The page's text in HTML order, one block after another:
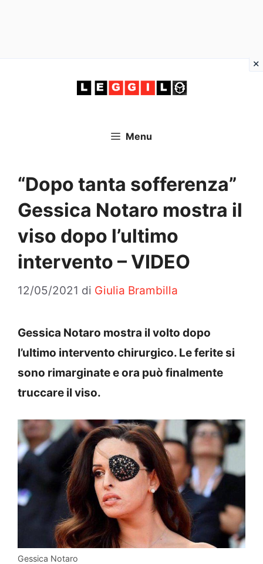
Menu
“Dopo tanta sofferenza”
Gessica Notaro mostra il
viso dopo l’ultimo
intervento – VIDEO
12/05/2021 di Giulia Brambilla
Gessica Notaro mostra il volto dopo
l’ultimo intervento chirurgico. Le ferite si
sono rimarginate e ora può finalmente
truccare il viso.
Gessica Notaro